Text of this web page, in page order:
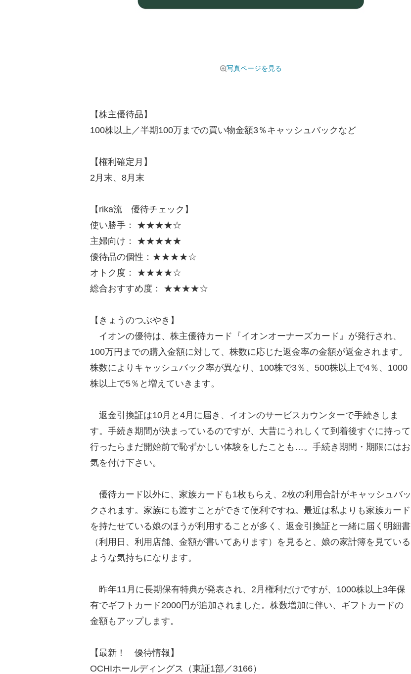
写真ページを見る
【株主優待品】
100株以上／半期100万までの買い物金額3％キャッシュバックなど
【権利確定月】
2月末、8月末
【rika流 優待チェック】
使い勝手： ★★★★☆
主婦向け： ★★★★★
優待品の個性：★★★★☆
オトク度： ★★★★☆
総合おすすめ度： ★★★★☆
【きょうのつぶやき】
イオンの優待は、株主優待カード『イオンオーナーズカード』が発行され、
100万円までの購入金額に対して、株数に応じた返金率の金額が返金されます。
株数によりキャッシュバック率が異なり、100株で3％、500株以上で4％、1000
株以上で5％と増えていきます。
返金引換証は10月と4月に届き、イオンのサービスカウンターで手続きしま
す。手続き期間が決まっているのですが、大昔にうれしくて到着後すぐに持って
行ったらまだ開始前で恥ずかしい体験をしたことも…。手続き期間・期限にはお
気を付け下さい。
優待カード以外に、家族カードも1枚もらえ、2枚の利用合計がキャッシュバッ
クされます。家族にも渡すことができて便利ですね。最近は私よりも家族カード
を持たせている娘のほうが利用することが多く、返金引換証と一緒に届く明細書
（利用日、利用店舗、金額が書いてあります）を見ると、娘の家計簿を見ている
ような気持ちになります。
昨年11月に長期保有特典が発表され、2月権利だけですが、1000株以上3年保
有でギフトカード2000円が追加されました。株数増加に伴い、ギフトカードの
金額もアップします。
【最新！ 優待情報】
OCHIホールディングス（東証1部／3166）